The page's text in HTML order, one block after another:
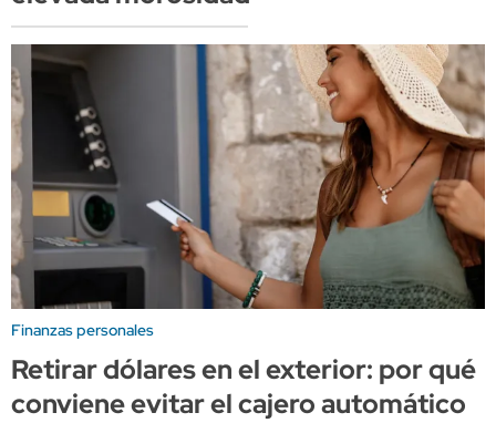
Finanzas personales
Retirar dólares en el exterior: por qué
conviene evitar el cajero automático